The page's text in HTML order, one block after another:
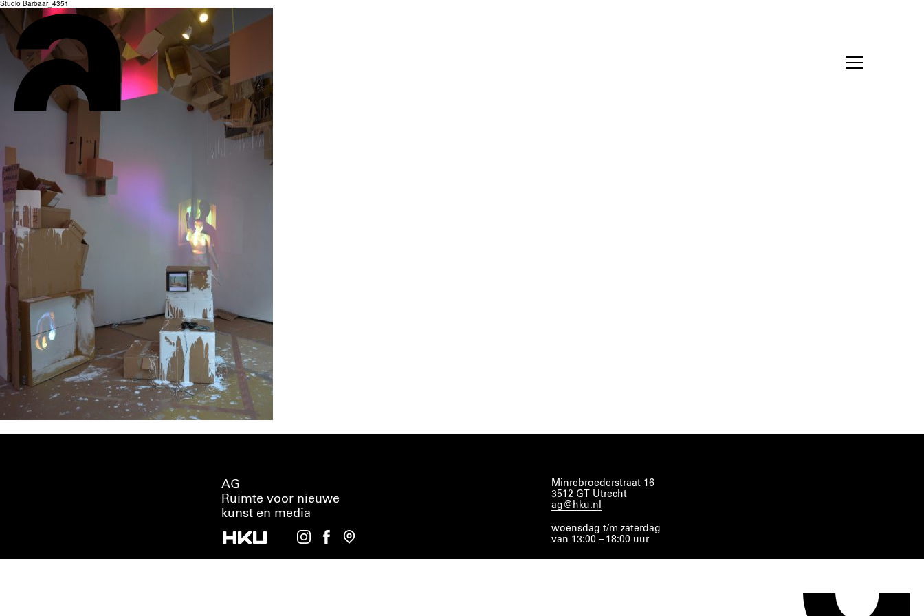
Studio Barbaar_4351
AG
Ruimte voor nieuwe
kunst en media
Minrebroederstraat 16
3512 GT Utrecht
ag@hku.nl
woensdag t/m zaterdag
van 13:00 – 18:00 uur